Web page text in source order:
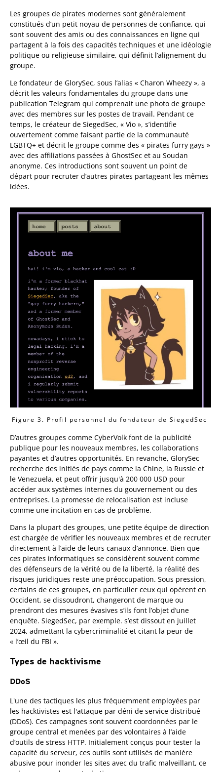
Les groupes de pirates modernes sont généralement
constitués d’un petit noyau de personnes de confiance, qui
sont souvent des amis ou des connaissances en ligne qui
partagent à la fois des capacités techniques et une idéologie
politique ou religieuse similaire, qui définit l’alignement du
groupe.
Le fondateur de GlorySec, sous l’alias « Charon Wheezy », a
décrit les valeurs fondamentales du groupe dans une
publication Telegram qui comprenait une photo de groupe
avec des membres sur les postes de travail. Pendant ce
temps, le créateur de SiegedSec, « Vio », s’identifie
ouvertement comme faisant partie de la communauté
LGBTQ+ et décrit le groupe comme des « pirates furry gays »
avec des affiliations passées à GhostSec et au Soudan
anonyme. Ces introductions sont souvent un point de
départ pour recruter d’autres pirates partageant les mêmes
idées.
Figure 3. Profil personnel du fondateur de SiegedSec
D’autres groupes comme CyberVolk font de la publicité
publique pour les nouveaux membres, les collaborations
payantes et d’autres opportunités. En revanche, GlorySec
recherche des initiés de pays comme la Chine, la Russie et
le Venezuela, et peut offrir jusqu'à 200 000 USD pour
accéder aux systèmes internes du gouvernement ou des
entreprises. La promesse de relocalisation est incluse
comme une incitation en cas de problème.
Dans la plupart des groupes, une petite équipe de direction
est chargée de vérifier les nouveaux membres et de recruter
directement à l’aide de leurs canaux d’annonce. Bien que
ces pirates informatiques se considèrent souvent comme
des défenseurs de la vérité ou de la liberté, la réalité des
risques juridiques reste une préoccupation. Sous pression,
certains de ces groupes, en particulier ceux qui opèrent en
Occident, se dissoudront, changeront de marque ou
prendront des mesures évasives s’ils font l’objet d’une
enquête. SiegedSec, par exemple. s’est dissout en juillet
2024, admettant la cybercriminalité et citant la peur de
« l’œil du FBI ».
Types de hacktivisme
DDoS
L'une des tactiques les plus fréquemment employées par
les hacktivistes est l'attaque par déni de service distribué
(DDoS). Ces campagnes sont souvent coordonnées par le
groupe central et menées par des volontaires à l’aide
d’outils de stress HTTP. Initialement conçus pour tester la
capacité du serveur, ces outils sont utilisés de manière
abusive pour inonder les sites avec du trafic malveillant, ce